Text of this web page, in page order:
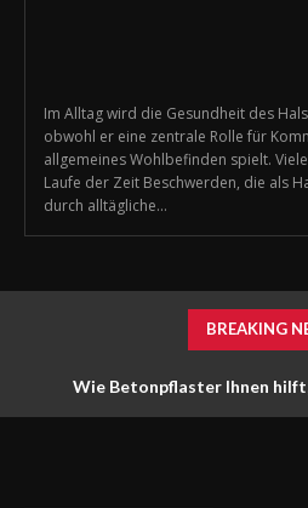
Im Alltag wird die Gesundheit des
obwohl er eine zentrale Rolle für
allgemeines Wohlbefinden spielt.
Laufe der Zeit Beschwerden, die als
durch alltägliche...
BREAKING
Wie Betonpflaster Ihnen